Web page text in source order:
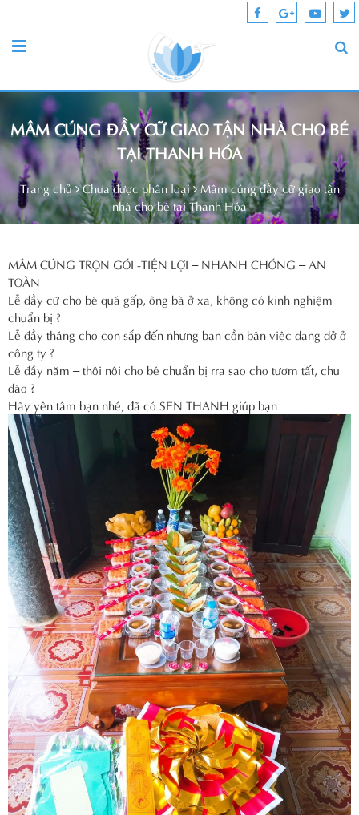
MÂM CÚNG ĐẦY CỮ GIAO TẬN NHÀ CHO BÉ
TẠI THANH HÓA
Trang chủ Chưa được phân loại Mâm cúng đầy cữ giao tận
nhà cho bé tại Thanh Hóa
MÂM CÚNG TRỌN GÓI -TIỆN LỢI – NHANH CHÓNG – AN
TOÀN
Lễ đầy cữ cho bé quá gấp, ông bà ở xa, không có kinh nghiệm
chuẩn bị ?
Lễ đầy tháng cho con sắp đến nhưng bạn cồn bận việc dang dở ở
công ty ?
Lễ đầy năm – thôi nôi cho bé chuẩn bị rra sao cho tươm tất, chu
đáo ?
Hãy yên tâm bạn nhé, đã có SEN THANH giúp bạn